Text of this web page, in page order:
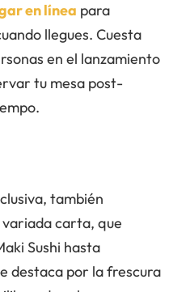
en línea para
llegues. Cuesta
en el lanzamiento
tu mesa post-
también
carta, que
Sushi hasta
destaca por la frescura